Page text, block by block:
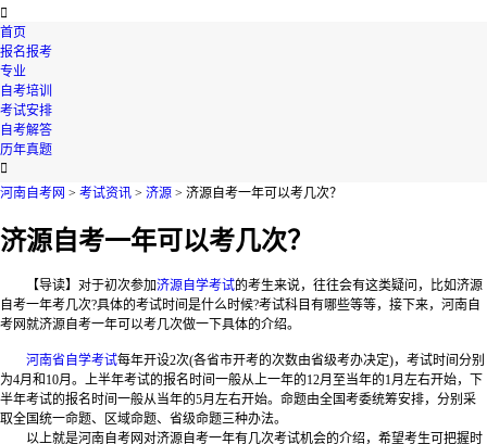

首页
报名报考
专业
自考培训
考试安排
自考解答
历年真题

河南自考网 > 考试资讯 > 济源 > 济源自考一年可以考几次？
济源自考一年可以考几次？
【导读】对于初次参加济源自学考试的考生来说，往往会有这类疑问，比如济源
自考一年考几次?具体的考试时间是什么时候?考试科目有哪些等等，接下来，河南自
考网就济源自考一年可以考几次做一下具体的介绍。
河南省自学考试每年开设2次(各省市开考的次数由省级考办决定)，考试时间分别
为4月和10月。上半年考试的报名时间一般从上一年的12月至当年的1月左右开始，下
半年考试的报名时间一般从当年的5月左右开始。命题由全国考委统筹安排，分别采
取全国统一命题、区域命题、省级命题三种办法。
以上就是河南自考网对济源自考一年有几次考试机会的介绍，希望考生可把握时